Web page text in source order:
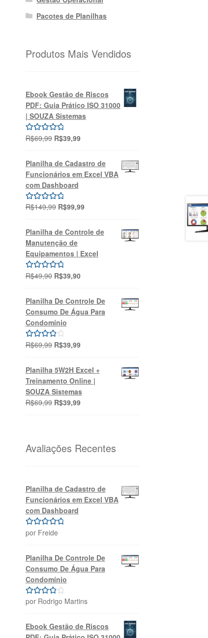
Pacotes de Planilhas
Produtos Mais Vendidos
Ebook Gestão de Riscos
PDF: Guia Prático ISO 31000
| SOUZA Sistemas
Avaliação
R$69,99 O
original
era:
R$69,99.
R$39,99O
é:
R$39,99.
Planilha de Cadastro de
Funcionários em Excel VBA
com Dashboard
Avaliação
R$149,99 O
original
era:
R$149,99.
R$99,99O
atual
é:
R$99,99.
Planilha de Controle de
Manutenção de
Equipamentos | Excel
Avaliação
R$49,90 O
original
era:
R$49,90.
R$39,90O
atual
é:
R$39,90.
Planilha De Controle De
Consumo De Água Para
Condomínio
Avaliação
R$69,99 O
original
era:
R$69,99.
R$39,99O
atual
é:
R$39,99.
Planilha 5W2H Excel +
Treinamento Online |
SOUZA Sistemas
R$69,99 O
R$69,99.
R$39,99O
R$39,99.
Avaliações Recentes
Planilha de Cadastro de
Funcionários em Excel VBA
com Dashboard
Avaliação5
por Freide
Planilha De Controle De
Consumo De Água Para
Condomínio
Avaliação
por Rodrigo Martins
Ebook Gestão de Riscos